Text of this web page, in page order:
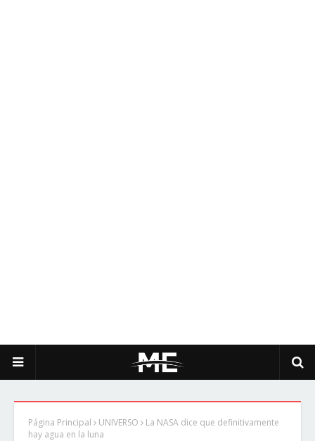
Página Principal UNIVERSO
La NASA dice que definitivamente
hay agua en la luna